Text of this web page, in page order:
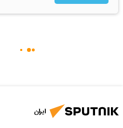
ایران